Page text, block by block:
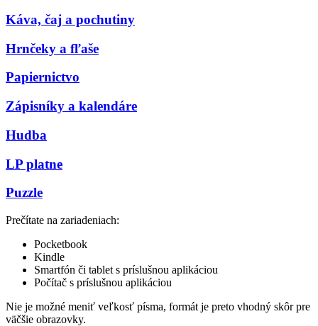
Káva, čaj a pochutiny
Hrnčeky a fľaše
Papiernictvo
Zápisníky a kalendáre
Hudba
LP platne
Puzzle
Prečítate na zariadeniach:
Pocketbook
Kindle
Smartfón či tablet s príslušnou aplikáciou
Počítač s príslušnou aplikáciou
Nie je možné meniť veľkosť písma, formát je preto vhodný skôr pre
väčšie obrazovky.